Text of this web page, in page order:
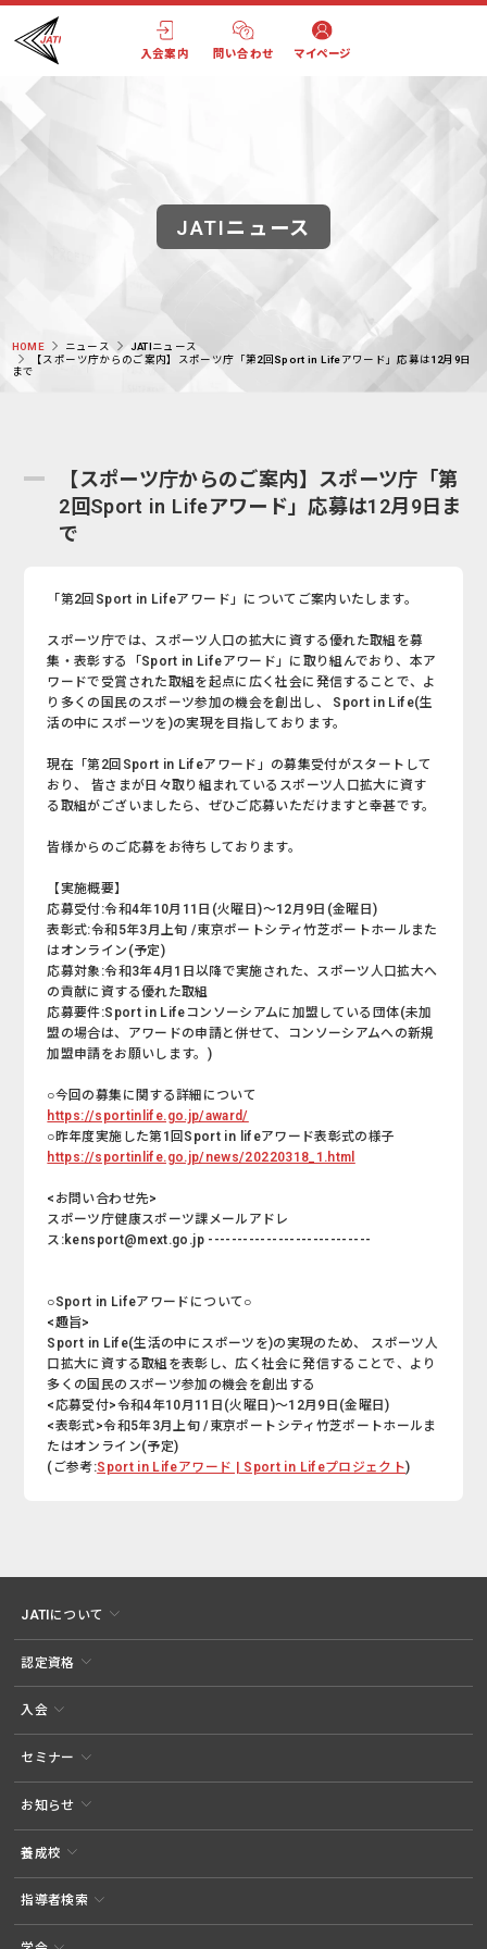
入会案内 問い合わせ マイページ
JATIニュース
HOME ニュース
JATIニュース
【スポーツ庁からのご案内】スポーツ庁「第2回Sport in Lifeアワード」応募は12月9日
まで
【スポーツ庁からのご案内】スポーツ庁「第
2回Sport in Lifeアワード」応募は12月9日ま
で
「第2回Sport in Lifeアワード」についてご案内いたします。
スポーツ庁では、スポーツ人口の拡大に資する優れた取組を募
集・表彰する「Sport in Lifeアワード」に取り組んでおり、本ア
ワードで受賞された取組を起点に広く社会に発信することで、よ
り多くの国民のスポーツ参加の機会を創出し、 Sport in Life(生
活の中にスポーツを)の実現を目指しております。
現在「第2回Sport in Lifeアワード」の募集受付がスタートして
おり、 皆さまが日々取り組まれているスポーツ人口拡大に資す
る取組がございましたら、ぜひご応募いただけますと幸甚です。
皆様からのご応募をお待ちしております。
【実施概要】
応募受付:令和4年10月11日(火曜日)～12月9日(金曜日)
表彰式:令和5年3月上旬 /東京ポートシティ竹芝ポートホールまた
はオンライン(予定)
応募対象:令和3年4月1日以降で実施された、スポーツ人口拡大へ
の貢献に資する優れた取組
応募要件:Sport in Lifeコンソーシアムに加盟している団体(未加
盟の場合は、アワードの申請と併せて、コンソーシアムへの新規
加盟申請をお願いします。)
○今回の募集に関する詳細について
https://sportinlife.go.jp/award/
○昨年度実施した第1回Sport in lifeアワード表彰式の様子
https://sportinlife.go.jp/news/20220318_1.html
<お問い合わせ先>
スポーツ庁健康スポーツ課メールアドレ
ス:kensport@mext.go.jp ----------------------------
○Sport in Lifeアワードについて○
<趣旨>
Sport in Life(生活の中にスポーツを)の実現のため、 スポーツ人
口拡大に資する取組を表彰し、広く社会に発信することで、より
多くの国民のスポーツ参加の機会を創出する
<応募受付>令和4年10月11日(火曜日)～12月9日(金曜日)
<表彰式>令和5年3月上旬 /東京ポートシティ竹芝ポートホールま
たはオンライン(予定)
(ご参考:Sport in Lifeアワード | Sport in Lifeプロジェクト)
JATIについて
認定資格
入会
セミナー
お知らせ
養成校
指導者検索